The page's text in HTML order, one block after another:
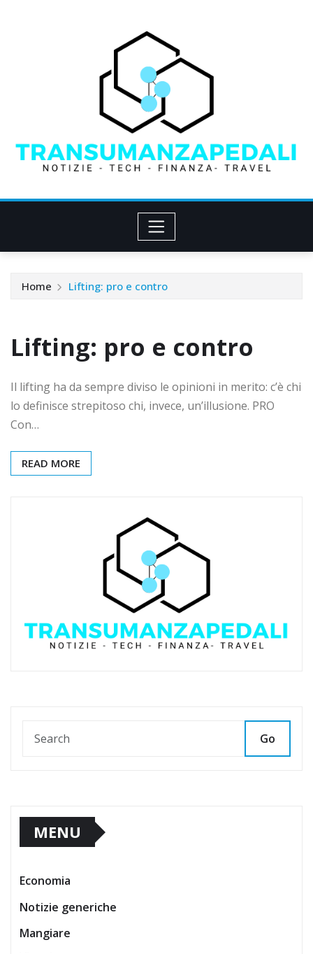
Home Lifting: pro e contro
Lifting: pro e contro
Il lifting ha da sempre diviso le opinioni in merito: c’è chi
lo definisce strepitoso chi, invece, un’illusione. PRO
Con…
READ MORE
Go
MENU
Economia
Notizie generiche
Mangiare